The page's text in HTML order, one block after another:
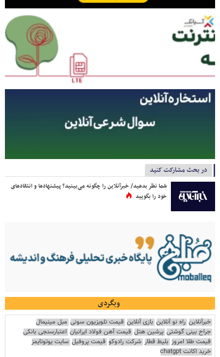
در بحث مشارکت کنید
شما نظر بدهید/ خبرآنلاین را چگونه می‌بینید؟ پیشنهادها و انتقادهای
خود را بگویید
وبگردی
خبرآنلاین راه نو آنلاین بازی آنلاین قیمت تلویزیون سونی مبل مینیمال
جراح بینی گوشتی پرشین هتل قیمت آهن فولاد ایرانیان اعتبارسنجی بانکی
قیمت طلا امروز بلیط قطار شرکت رادوکو قیمت پروفیل سایت یوتوتایمز
خرید اکانت chatgpt